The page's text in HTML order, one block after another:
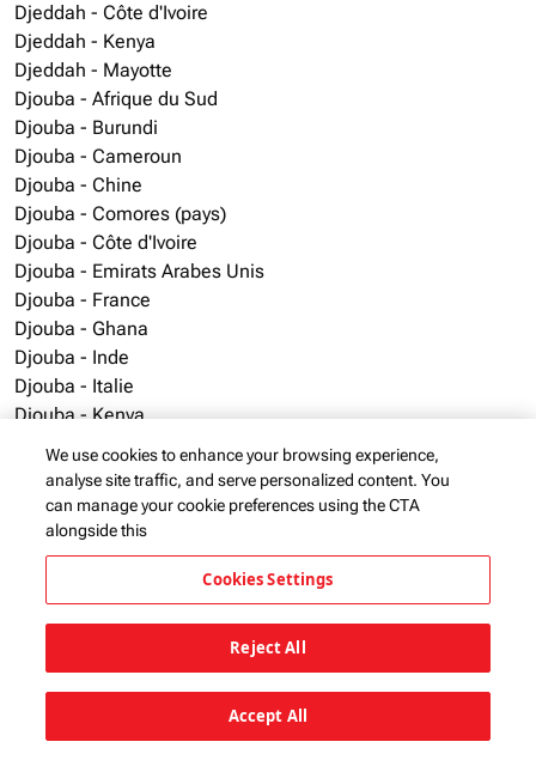
Djeddah - Côte d'Ivoire
Djeddah - Kenya
Djeddah - Mayotte
Djouba - Afrique du Sud
Djouba - Burundi
Djouba - Cameroun
Djouba - Chine
Djouba - Comores (pays)
Djouba - Côte d'Ivoire
Djouba - Emirats Arabes Unis
Djouba - France
Djouba - Ghana
Djouba - Inde
Djouba - Italie
Djouba - Kenya
Djouba - Libéria
Djouba - Madagascar
Djouba - Malawi
Djouba - Maurice
Djouba - Mayotte
Djouba - Mozambique
Djouba - Ouganda
We use cookies to enhance your browsing experience,
analyse site traffic, and serve personalized content. You
can manage your cookie preferences using the CTA
alongside this
Cookies Settings
Reject All
Accept All